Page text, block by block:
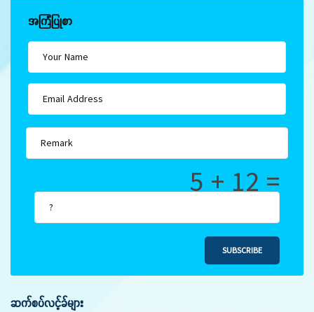
အကြံပြုစာ
5 + 12 =
SUBSCRIBE
ဆက်စပ်လင့်ခ်များ